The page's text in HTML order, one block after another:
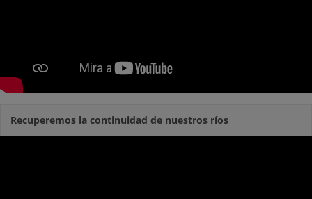
Recuperemos la continuidad de nuestros ríos